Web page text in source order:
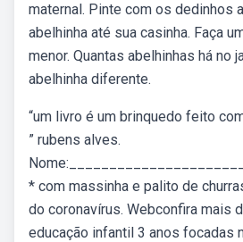
maternal. Pinte com os dedinhos
abelhinha até sua casinha. Faça
menor. Quantas abelhinhas há no
abelhinha diferente.
“um livro é um brinquedo feito
” rubens alves.
* com massinha e palito de
do coronavírus. Webconfira mais
educação infantil 3 anos focadas